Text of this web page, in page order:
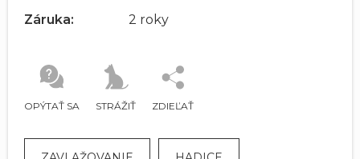
OPÝTAŤ SA STRÁŽIŤ ZDIEĽAŤ
Záruka:
2 roky